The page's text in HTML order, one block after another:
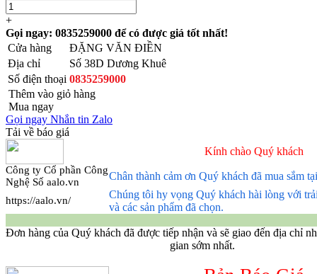
+
Gọi ngay: 0835259000 để có được giá tốt nhất!
Cửa hàng
ĐẶNG VĂN ĐIỀN
Địa chỉ
Số 38D Dương Khuê
Số điện thoại 0835259000
Thêm vào giỏ hàng
Mua ngay
Gọi ngay Nhắn tin Zalo
Tải về báo giá
Kính chào Quý khách
Công ty Cổ phần Công
Nghệ Số aalo.vn
Chân thành cảm ơn Quý khách đã mua sắm
https://aalo.vn/
Chúng tôi hy vọng Quý khách hài lòng với
và các sản phẩm đã chọn.
Đơn hàng của Quý khách đã được tiếp nhận và sẽ giao đến địa chỉ
gian sớm nhất.